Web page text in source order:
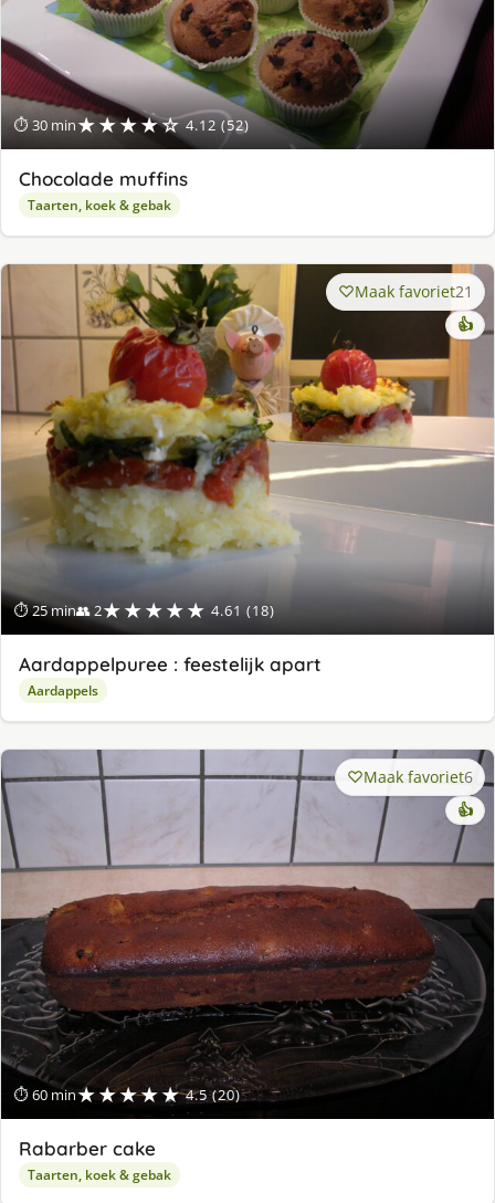
⏱ 30 min★★★★☆ 4.12 (52)
Chocolade muffins
Taarten, koek & gebak
⏱ 25 min👥 2★★★★★ 4.61 (18)
Maak favoriet21
👍
Aardappelpuree : feestelijk apart
Aardappels
⏱ 60 min★★★★★ 4.5 (20)
Maak favoriet6
👍
Rabarber cake
Taarten, koek & gebak